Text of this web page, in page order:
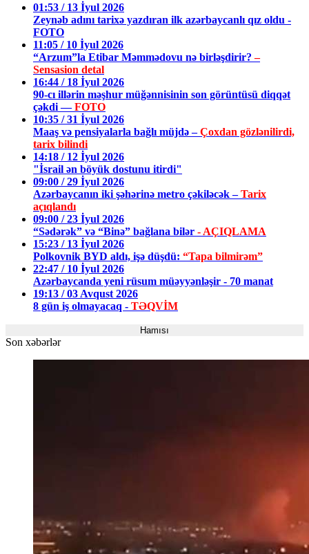
01:53 / 13 İyul 2026
Zeynəb adını tarixə yazdıran ilk azərbaycanlı qız oldu -
FOTO
11:05 / 10 İyul 2026
“Arzum”la Etibar Məmmədovu nə birləşdirir?–
Sensasion detal
16:44 / 18 İyul 2026
90-cı illərin məşhur müğənnisinin son görüntüsü diqqət
çəkdi —FOTO
10:35 / 31 İyul 2026
Maaş və pensiyalarla bağlı müjdə –Çoxdan gözlənilirdi,
tarix bilindi
14:18 / 12 İyul 2026
"İsrail ən böyük dostunu itirdi"
09:00 / 29 İyul 2026
Azərbaycanın iki şəhərinə metro çəkiləcək –Tarix
açıqlandı
09:00 / 23 İyul 2026
“Sədərək” və “Binə” bağlana bilər - AÇIQLAMA
15:23 / 13 İyul 2026
Polkovnik BYD aldı, işə düşdü: “Tapa bilmirəm”
22:47 / 10 İyul 2026
Azərbaycanda yeni rüsum müəyyənləşir - 70 manat
19:13 / 03 Avqust 2026
8 gün iş olmayacaq - TƏQVİM
Hamısı
Son xəbərlər